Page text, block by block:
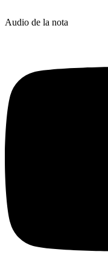
Audio de la nota